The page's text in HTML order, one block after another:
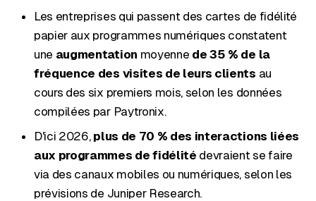
Les entreprises qui passent des cartes de fidélité
papier aux programmes numériques constatent
une augmentation moyenne de 35 % de la
fréquence des visites de leurs clients au
cours des six premiers mois, selon les données
compilées par Paytronix.
D'ici 2026, plus de 70 % des interactions liées
aux programmes de fidélité devraient se faire
via des canaux mobiles ou numériques, selon les
prévisions de Juniper Research.